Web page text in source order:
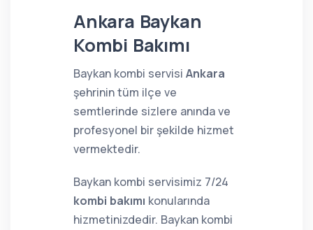
Ankara Baykan
Kombi Bakımı
Baykan kombi servisi Ankara
şehrinin tüm ilçe ve
semtlerinde sizlere anında ve
profesyonel bir şekilde hizmet
vermektedir.
Baykan kombi servisimiz 7/24
kombi bakımı konularında
hizmetinizdedir. Baykan kombi